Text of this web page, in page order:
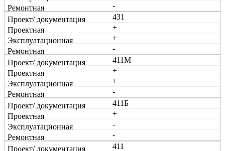
-
431
+
+
-
411М
+
+
-
411Б
+
-
-
411